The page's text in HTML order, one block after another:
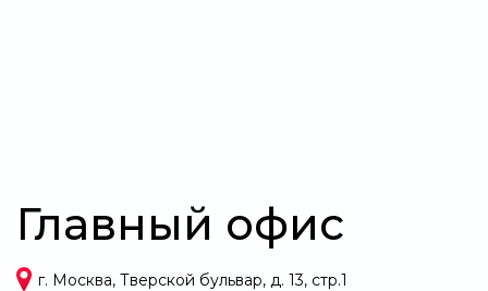
Главный офис
г. Москва, Тверской бульвар, д. 13, стр.1